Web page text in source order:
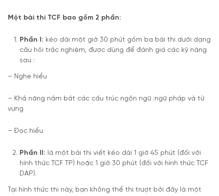
Một bài thi TCF bao gồm 2 phần:
Phần I: kéo dài một giờ 30 phút gồm ba bài thi dưới dạng
câu hỏi trắc nghiệm, được dùng để đánh giá các kỹ năng
sau :
– Nghe hiểu
– Khả năng nắm bắt các cấu trúc ngôn ngữ :ngữ pháp và từ
vựng
– Đọc hiểu
Phần II: là một bài thi viết kéo dài 1 giờ 45 phút (đối với
hình thức TCF TP) hoặc 1 giờ 30 phút (đối với hình thức TCF
DAP).
Tại hình thức thi này, bạn không thể thi trượt bởi đây là một